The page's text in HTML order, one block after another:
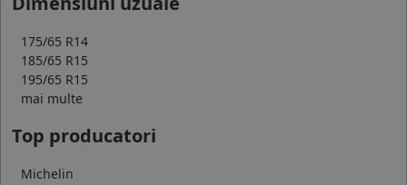
175/65 R14
185/65 R15
195/65 R15
mai multe
Top producatori
Michelin